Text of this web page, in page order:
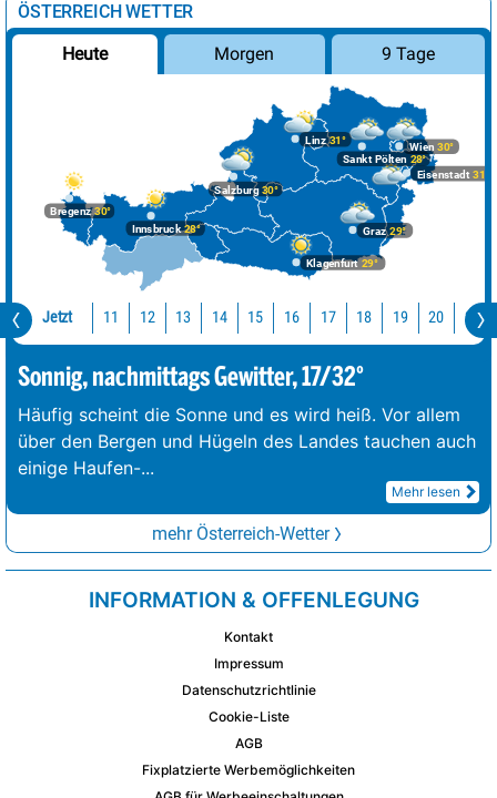
ÖSTERREICH WETTER
Heute Morgen 9 Tage
Bregenz30°
Graz29°
Innsbruck28°
Klagenfurt 29°
Linz31°
Salzburg30°
Wien 30°
Eisenstadt 31°
Sankt Pölten 28°
Jetzt 11 12 13 14 15 16 17 18 19 20 21
Sonnig, nachmittags Gewitter, 17/32°
Häufig scheint die Sonne und es wird heiß. Vor allem
über den Bergen und Hügeln des Landes tauchen auch
einige Haufen-...
Mehr lesen
mehr Österreich-Wetter
INFORMATION & OFFENLEGUNG
Kontakt
Impressum
Datenschutzrichtlinie
Cookie-Liste
AGB
Fixplatzierte Werbemöglichkeiten